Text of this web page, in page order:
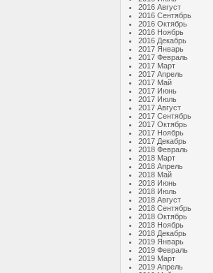
2016 Август
2016 Сентябрь
2016 Октябрь
2016 Ноябрь
2016 Декабрь
2017 Январь
2017 Февраль
2017 Март
2017 Апрель
2017 Май
2017 Июнь
2017 Июль
2017 Август
2017 Сентябрь
2017 Октябрь
2017 Ноябрь
2017 Декабрь
2018 Февраль
2018 Март
2018 Апрель
2018 Май
2018 Июнь
2018 Июль
2018 Август
2018 Сентябрь
2018 Октябрь
2018 Ноябрь
2018 Декабрь
2019 Январь
2019 Февраль
2019 Март
2019 Апрель